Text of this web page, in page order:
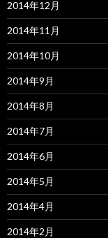
2014年12月
2014年11月
2014年10月
2014年9月
2014年8月
2014年7月
2014年6月
2014年5月
2014年4月
2014年2月